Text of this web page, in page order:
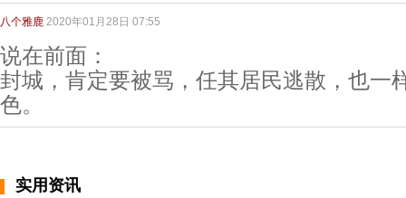
八个雅鹿 2020年01月28日 07:55
说在前面：
封城，肯定要被骂，任其居民逃散，也一
色。
实用资讯